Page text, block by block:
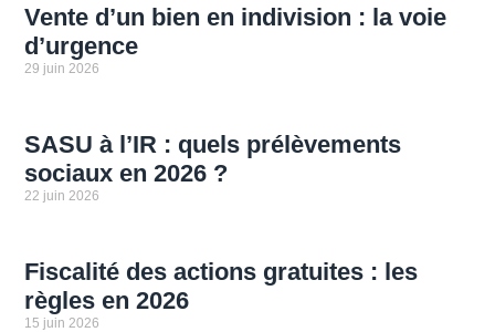
Vente d’un bien en indivision : la voie
d’urgence
29 juin 2026
SASU à l’IR : quels prélèvements
sociaux en 2026 ?
22 juin 2026
Fiscalité des actions gratuites : les
règles en 2026
15 juin 2026